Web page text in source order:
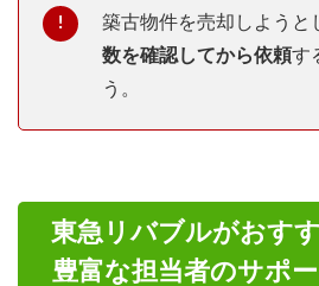
築古物件を売却しようと
数を確認してから依頼す
う。
東急リバブルがおす
豊富な担当者のサポ